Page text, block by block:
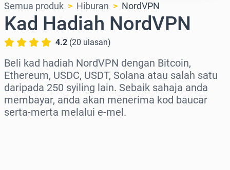
Semua produk Hiburan NordVPN
Kad Hadiah NordVPN
4.2 (20 ulasan)
Beli kad hadiah NordVPN dengan Bitcoin,
Ethereum, USDC, USDT, Solana atau salah satu
daripada 250 syiling lain. Sebaik sahaja anda
membayar, anda akan menerima kod baucar
serta-merta melalui e-mel.